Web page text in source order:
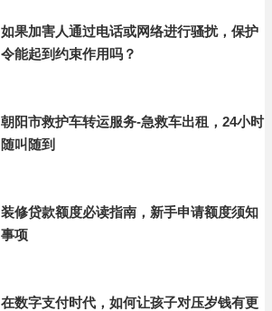
如果加害人通过电话或网络进行骚扰，保护
令能起到约束作用吗？
朝阳市救护车转运服务-急救车出租，24小时
随叫随到
装修贷款额度必读指南，新手申请额度须知
事项
在数字支付时代，如何让孩子对压岁钱有更